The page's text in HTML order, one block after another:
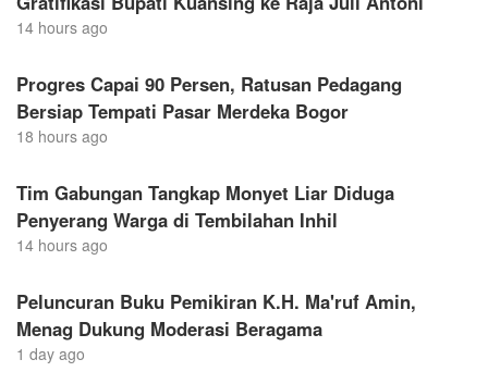
14 hours ago
Progres Capai 90 Persen, Ratusan Pedagang
Bersiap Tempati Pasar Merdeka Bogor
18 hours ago
Tim Gabungan Tangkap Monyet Liar Diduga
Penyerang Warga di Tembilahan Inhil
14 hours ago
Peluncuran Buku Pemikiran K.H. Ma'ruf Amin,
Menag Dukung Moderasi Beragama
1 day ago